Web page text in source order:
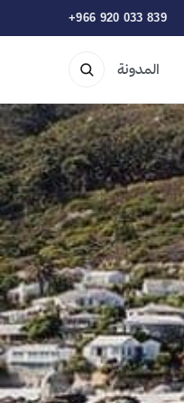
+966 920 033 839
المدونة